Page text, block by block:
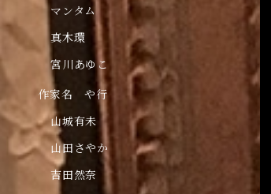
マンタム
真木環
宮川あゆこ
作家名 や行
山城有未
山田さやか
吉田然奈